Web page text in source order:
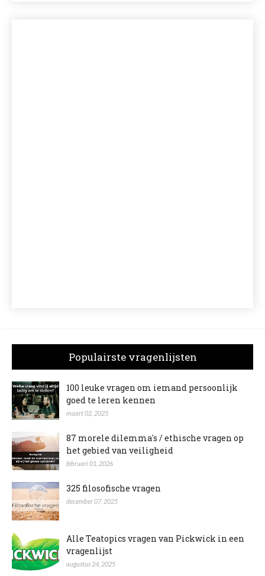
Populairste vragenlijsten
100 leuke vragen om iemand persoonlijk
goed te leren kennen
maart 02, 2025
87 morele dilemma's / ethische vragen op
het gebied van veiligheid
februari 01, 2026
325 filosofische vragen
december 07, 2025
Alle Teatopics vragen van Pickwick in een
vragenlijst
augustus 24, 2025